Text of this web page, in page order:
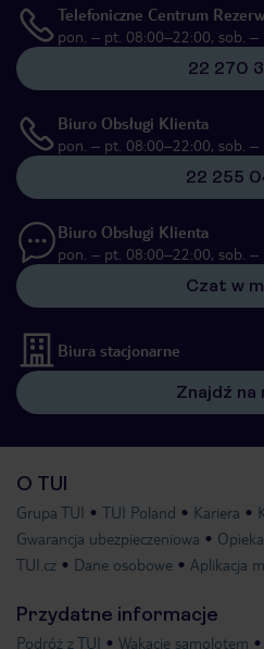
Telefoniczne Centrum
pon. – pt. 08:00–22:00, sob. –
22 270
Biuro Obsługi Klienta
pon. – pt. 08:00–22:00, sob. –
22 255
Biuro Obsługi Klienta
pon. – pt. 08:00–22:00, sob. –
Czat w
Biura stacjonarne
Znajdź na
O TUI
Grupa TUI TUI Poland Kariera
Gwarancja ubezpieczeniowa
TUI.cz
Dane osobowe Aplikacja
Przydatne informacje
Podróż z TUI Wakacje samolotem